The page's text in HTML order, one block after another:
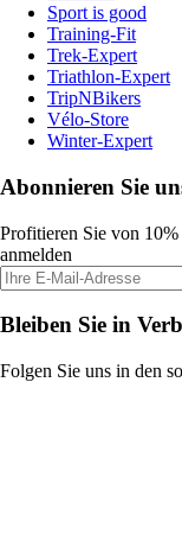
Sport is good
Training-Fit
Trek-Expert
Triathlon-Expert
TripNBikers
Vélo-Store
Winter-Expert
Abonnieren Sie
Profitieren Sie von
anmelden
Bleiben Sie in
Folgen Sie uns in den